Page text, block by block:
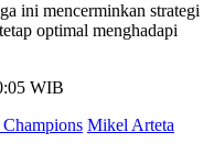
ini mencerminkan strategi
optimal menghadapi
WIB
Mikel Arteta